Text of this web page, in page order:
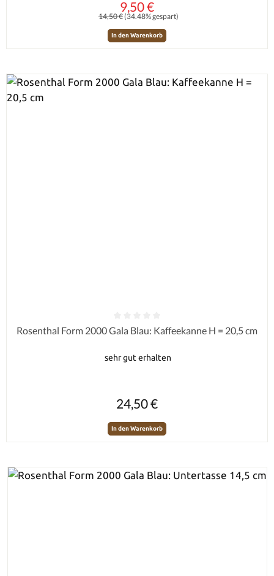
Verkaufspreis:
9,50 €
Regulärer Preis:
14,50 €(34.48% gespart)
In den Warenkorb
Durchschnittliche Bewertung von 0 von 5 Sternen
Rosenthal Form 2000 Gala Blau: Kaffeekanne H = 20,5 cm
sehr gut erhalten
24,50 €
In den Warenkorb